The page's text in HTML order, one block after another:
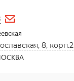
8, корп.2